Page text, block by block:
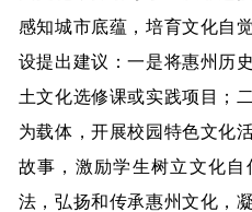
感知城市底蕴，培育文化自
设提出建议：一是将惠州历
土文化选修课或实践项目；
为载体，开展校园特色文化
故事，激励学生树立文化
法，弘扬和传承惠州文化，